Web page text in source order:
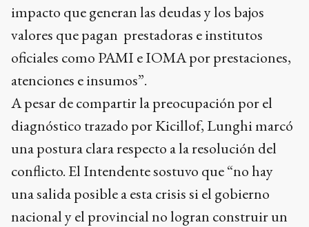
impacto que generan las deudas y los bajos
valores que pagan prestadoras e institutos
oficiales como PAMI e IOMA por prestaciones,
atenciones e insumos”.
A pesar de compartir la preocupación por el
diagnóstico trazado por Kicillof, Lunghi marcó
una postura clara respecto a la resolución del
conflicto. El Intendente sostuvo que “no hay
una salida posible a esta crisis si el gobierno
nacional y el provincial no logran construir un